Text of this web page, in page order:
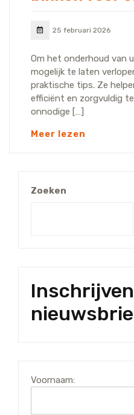
25 februari 2026
Om het onderhoud van
mogelijk te laten
praktische tips. Ze
efficiënt en zorgvuldig
onnodige […]
Meer lezen
Zoeken
Inschrijven
Voornaam: